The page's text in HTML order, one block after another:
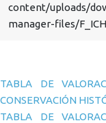
content/uploads/
manager-files/
TABLA DE
CONSERVACIÓN
TABLA DE